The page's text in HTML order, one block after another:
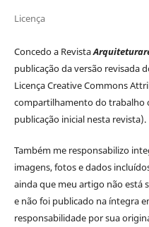
Licença
Concedo a Revista
publicação da versão revisada
Licença Creative Commons
compartilhamento do trabalho
publicação inicial nesta revista).
Também me responsabilizo
imagens, fotos e dados
ainda que meu artigo não está
e não foi publicado na íntegra
responsabilidade por sua